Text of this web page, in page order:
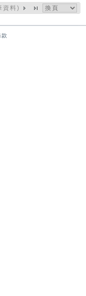
資料)
款